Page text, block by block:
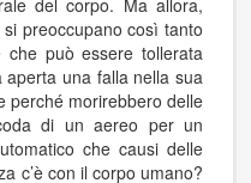
preoccupano così tanto
che può essere tollerata
una falla nella sua
perché morirebbero delle
di un aereo per un
che causi delle
c’è con il corpo umano?